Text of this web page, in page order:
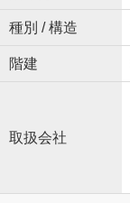
種別 / 構造
階建
取扱会社